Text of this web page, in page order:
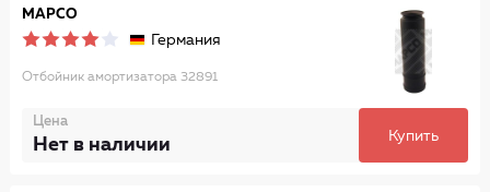
MAPCO
Германия
Отбойник амортизатора 32891
Цена
Нет в наличии Купить